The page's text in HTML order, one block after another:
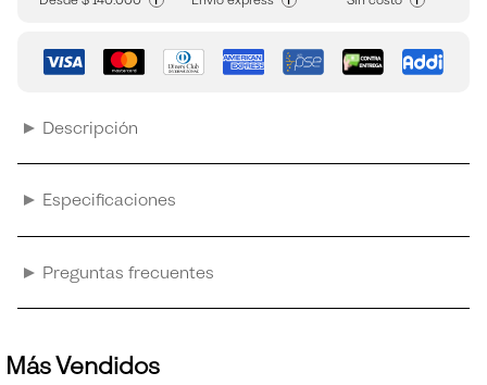
Descripción
Especificaciones
Preguntas frecuentes
Más Vendidos